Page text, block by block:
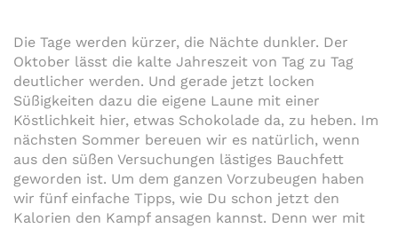
Die Tage werden kürzer, die Nächte dunkler. Der
Oktober lässt die kalte Jahreszeit von Tag zu Tag
deutlicher werden. Und gerade jetzt locken
Süßigkeiten dazu die eigene Laune mit einer
Köstlichkeit hier, etwas Schokolade da, zu heben. Im
nächsten Sommer bereuen wir es natürlich, wenn
aus den süßen Versuchungen lästiges Bauchfett
geworden ist. Um dem ganzen Vorzubeugen haben
wir fünf einfache Tipps, wie Du schon jetzt den
Kalorien den Kampf ansagen kannst. Denn wer mit